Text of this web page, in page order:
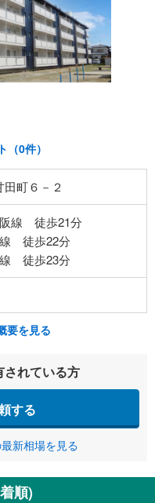
（0件）
町６－２
線 徒歩21分
徒歩22分
徒歩23分
要を見る
されている方
する
新相場を見る
順)